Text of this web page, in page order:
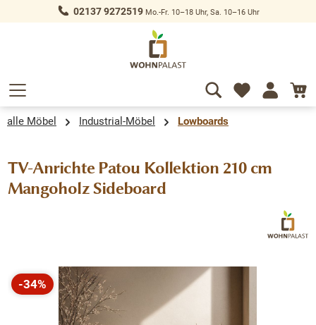
springen 02137 9272519Mo.-Fr. 10–18 Uhr, Sa. 10–16 Uhr
alle Möbel Industrial-Möbel Lowboards
TV-Anrichte Patou Kollektion 210 cm
Mangoholz Sideboard
Bildergalerie überspringen
-34%
Rabatt